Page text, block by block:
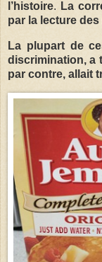
l’histoire. La
par la lecture
La plupart de
discrimination, a
par contre, allait